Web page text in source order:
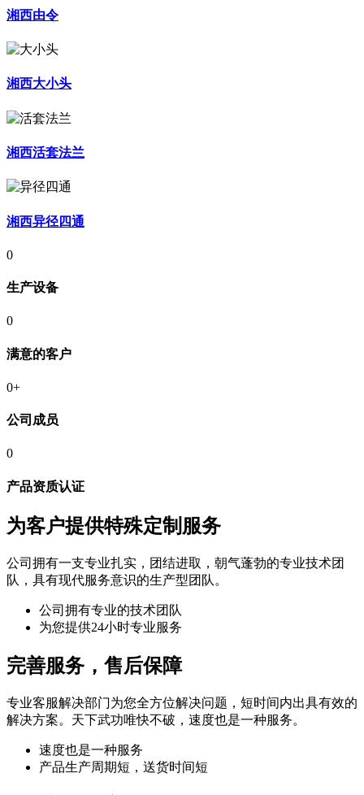
湘西由令
湘西大小头
湘西活套法兰
湘西异径四通
0
生产设备
0
满意的客户
0+
公司成员
0
产品资质认证
为客户提供特殊定制服务
公司拥有一支专业扎实，团结进取，朝气蓬勃的专业技术团
队，具有现代服务意识的生产型团队。
公司拥有专业的技术团队
为您提供24小时专业服务
完善服务，售后保障
专业客服解决部门为您全方位解决问题，短时间内出具有效的
解决方案。天下武功唯快不破，速度也是一种服务。
速度也是一种服务
产品生产周期短，送货时间短